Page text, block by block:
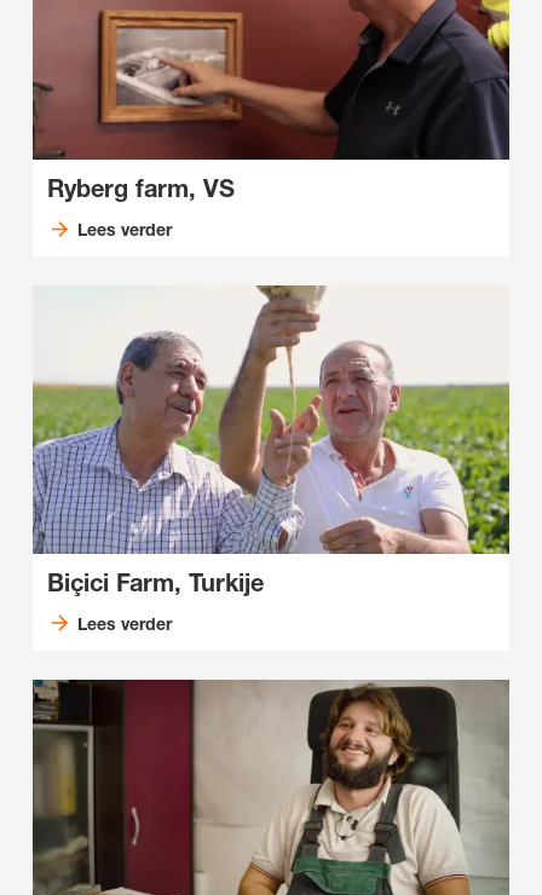
Ryberg farm, VS
Lees verder
Biçici Farm, Turkije
Lees verder